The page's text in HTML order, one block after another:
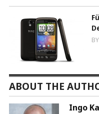
BY
ABOUT THE
Ingo